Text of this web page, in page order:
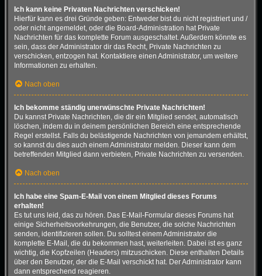
Ich kann keine Privaten Nachrichten verschicken!
Hierfür kann es drei Gründe geben: Entweder bist du nicht registriert und /
oder nicht angemeldet, oder die Board-Administration hat Private
Nachrichten für das komplette Forum ausgeschaltet. Außerdem könnte es
sein, dass der Administrator dir das Recht, Private Nachrichten zu
verschicken, entzogen hat. Kontaktiere einen Administrator, um weitere
Informationen zu erhalten.
Nach oben
Ich bekomme ständig unerwünschte Private Nachrichten!
Du kannst Private Nachrichten, die dir ein Mitglied sendet, automatisch
löschen, indem du in deinem persönlichen Bereich eine entsprechende
Regel erstellst. Falls du belästigende Nachrichten von jemandem erhältst,
so kannst du dies auch einem Administrator melden. Dieser kann dem
betreffenden Mitglied dann verbieten, Private Nachrichten zu versenden.
Nach oben
Ich habe eine Spam-E-Mail von einem Mitglied dieses Forums
erhalten!
Es tut uns leid, das zu hören. Das E-Mail-Formular dieses Forums hat
einige Sicherheitsvorkehrungen, die Benutzer, die solche Nachrichten
senden, identifizieren sollen. Du solltest einem Administrator die
komplette E-Mail, die du bekommen hast, weiterleiten. Dabei ist es ganz
wichtig, die Kopfzeilen (Headers) mitzuschicken. Diese enthalten Details
über den Benutzer, der die E-Mail verschickt hat. Der Administrator kann
dann entsprechend reagieren.